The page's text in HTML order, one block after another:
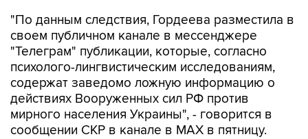
"По данным следствия, Гордеева разместила в
своем публичном канале в мессенджере
"Телеграм" публикации, которые, согласно
психолого-лингвистическим исследованиям,
содержат заведомо ложную информацию о
действиях Вооруженных сил РФ против
мирного населения Украины", - говорится в
сообщении СКР в канале в MAX в пятницу.